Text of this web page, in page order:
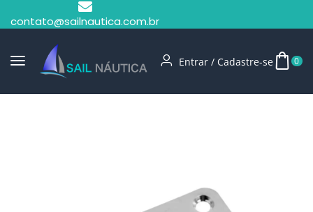
contato@sailnautica.com.br
Entrar / Cadastre-se 0